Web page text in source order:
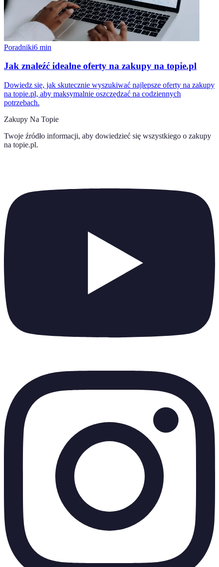
Poradniki6 min
Jak znaleźć idealne oferty na zakupy na topie.pl
Dowiedz się, jak skutecznie wyszukiwać najlepsze oferty na zakupy
na topie.pl, aby maksymalnie oszczędzać na codziennych
potrzebach.
Zakupy Na Topie
Twoje źródło informacji, aby dowiedzieć się wszystkiego o zakupy
na topie.pl.